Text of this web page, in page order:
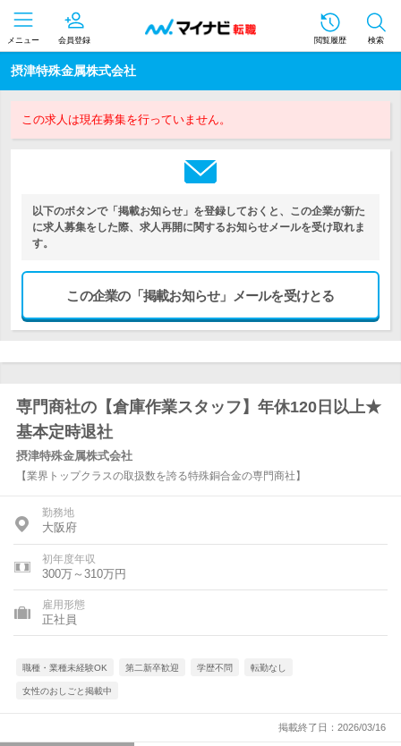
メニュー 会員登録 閲覧履歴 検索
摂津特殊金属株式会社
この求人は現在募集を行っていません。
以下のボタンで「掲載お知らせ」を登録しておくと、この企業が新た
に求人募集をした際、求人再開に関するお知らせメールを受け取れま
す。
この企業の「掲載お知らせ」メールを受けとる
専門商社の【倉庫作業スタッフ】年休120日以上★
基本定時退社
摂津特殊金属株式会社
【業界トップクラスの取扱数を誇る特殊銅合金の専門商社】
勤務地
大阪府
初年度年収
300万～310万円
雇用形態
正社員
職種・業種未経験OK 第二新卒歓迎 学歴不問 転勤なし
女性のおしごと掲載中
掲載終了日：2026/03/16